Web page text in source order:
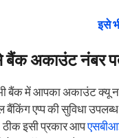
इसे
बैंक अकाउंट नंबर
भी बैंक में आपका अकाउंट
बैंकिंग एप्प की सुविधा
इसी प्रकार आप